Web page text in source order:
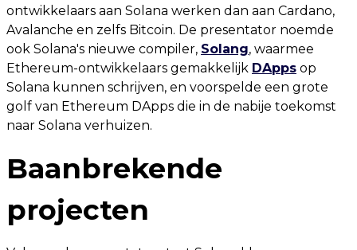
ontwikkelaars aan Solana werken dan aan Cardano,
Avalanche en zelfs Bitcoin. De presentator noemde
ook Solana's nieuwe compiler, Solang, waarmee
Ethereum-ontwikkelaars gemakkelijk DApps op
Solana kunnen schrijven, en voorspelde een grote
golf van Ethereum DApps die in de nabije toekomst
naar Solana verhuizen.
Baanbrekende
projecten